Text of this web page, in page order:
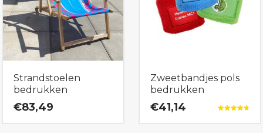
Strandstoelen
bedrukken
€83,49
Zweetbandjes pols
bedrukken
€41,14